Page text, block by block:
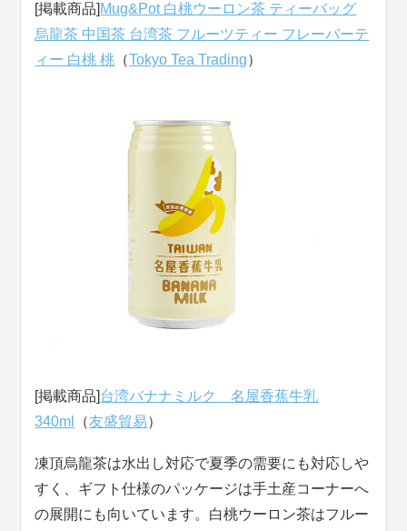
[掲載商品] Mug&Pot 白桃ウーロン茶 ティーバッグ
烏龍茶 中国茶 台湾茶 フルーツティー フレーバーテ
ィー 白桃 桃 （Tokyo Tea Trading）
[掲載商品]台湾バナナミルク 名屋香蕉牛乳
340ml
（友盛貿易）
凍頂烏龍茶は水出し対応で夏季の需要にも対応しや
すく、ギフト仕様のパッケージは手土産コーナーへ
の展開にも向いています。白桃ウーロン茶はフルー